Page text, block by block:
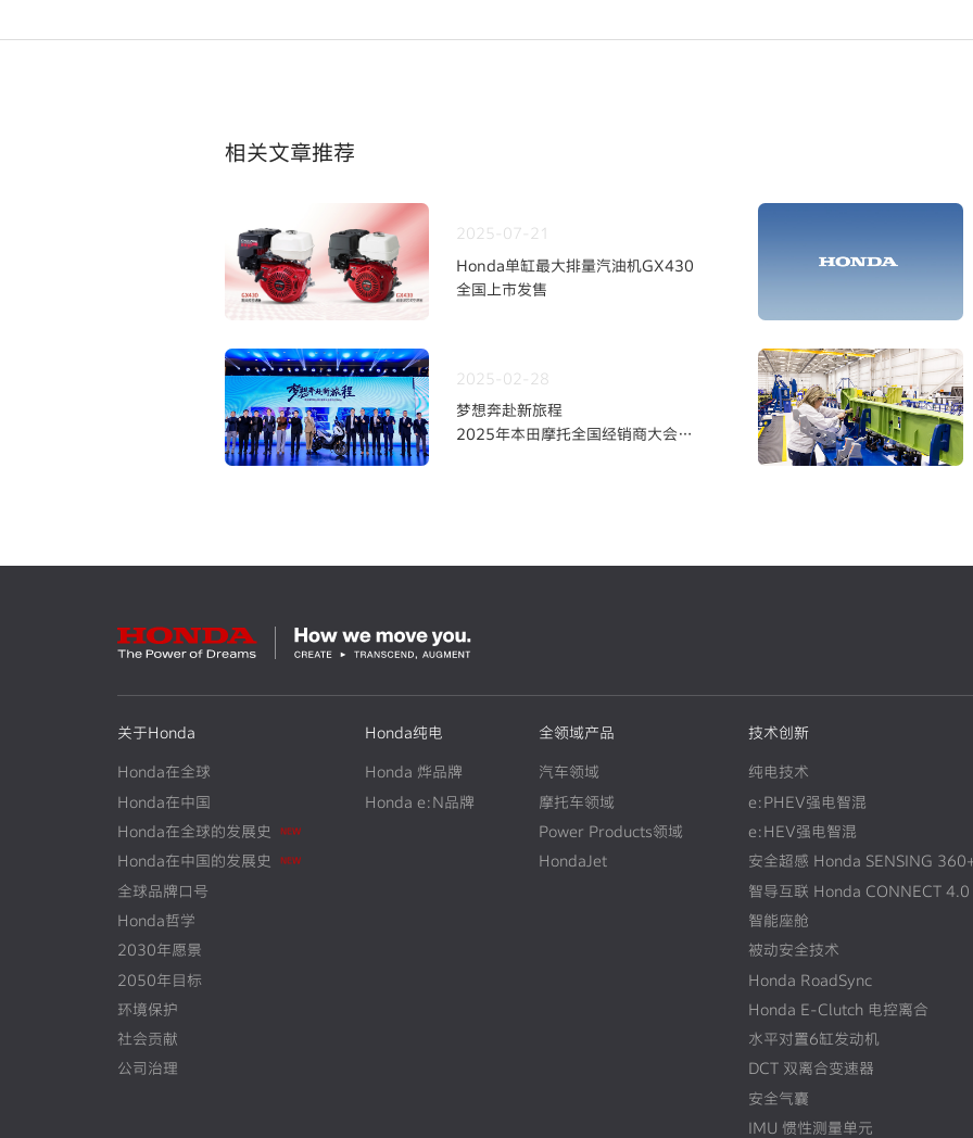
相关文章推荐
2025-07-21
Honda单缸最大排量汽油机GX430
全国上市发售
2025-02-28
梦想奔赴新旅程
2025年本田摩托全国经销商大会暨
关于Honda
Honda在全球
Honda在中国
Honda在全球的发展史
NEW
Honda在中国的发展史 NEW
全球品牌口号
Honda哲学
2030年愿景
2050年目标
环境保护
社会贡献
公司治理
Honda纯电
Honda 烨品牌
Honda e:N品牌
全领域产品
汽车领域
摩托车领域
Power Products领域
HondaJet
技术创新
纯电技术
e:PHEV强电智混
e:HEV强电智混
安全超感 Honda SENSING
智导互联 Honda CONNECT 4.0
智能座舱
被动安全技术
Honda RoadSync
Honda E-Clutch 电控离合
水平对置6缸发动机
DCT 双离合变速器
安全气囊
IMU 惯性测量单元